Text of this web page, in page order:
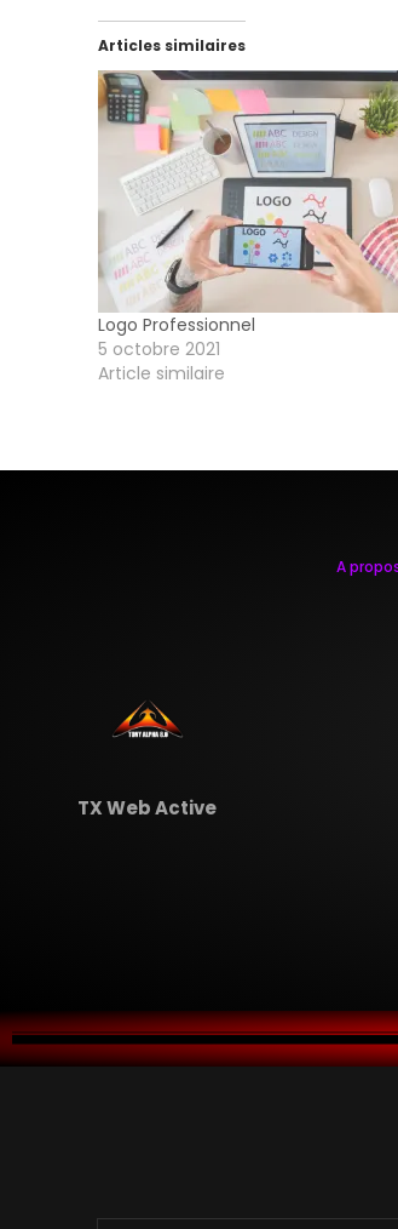
Articles similaires
Logo Professionnel
5 octobre 2021
Article similaire
TX Web Active
A